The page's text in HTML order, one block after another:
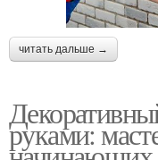
читать дальше →
руками: